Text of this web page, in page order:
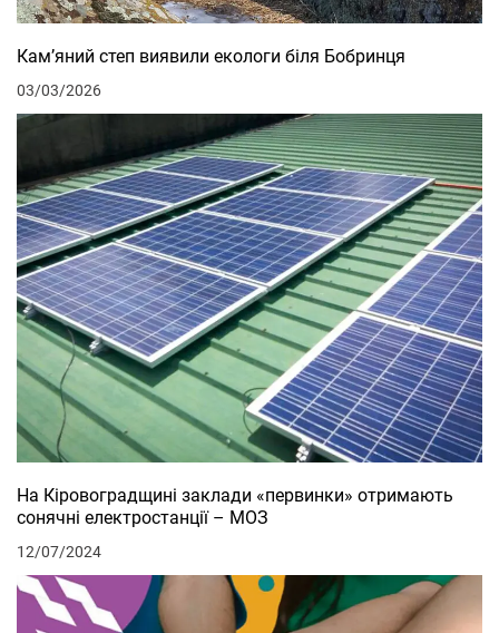
Кам’яний степ виявили екологи біля Бобринця
03/03/2026
На Кіровоградщині заклади «первинки» отримають
сонячні електростанції – МОЗ
12/07/2024